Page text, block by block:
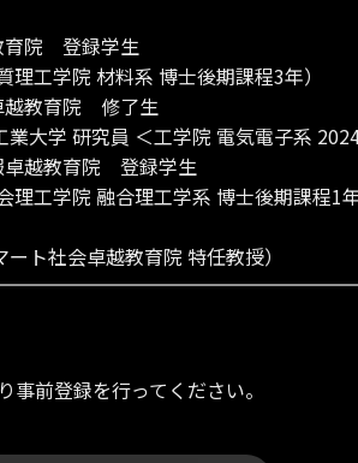
育院 登録学生
工学院 材料系 博士後期課程3年）
越教育院 修了生
大学 研究員 ＜工学院 電気電子系
卓越教育院 登録学生
理工学院 融合理工学系 博士後期課程1
ト社会卓越教育院 特任教授）
前登録を行ってください。